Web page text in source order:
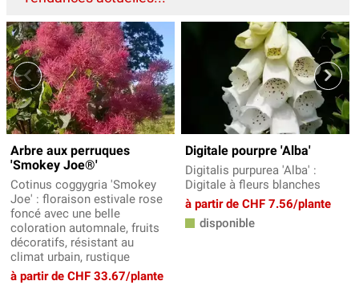
Arbre aux perruques
'Smokey Joe®'
Cotinus coggygria 'Smokey
Joe' : floraison estivale rose
foncé avec une belle
coloration automnale, fruits
décoratifs, résistant au
climat urbain, rustique
à partir de CHF 33.67/plante
Digitale pourpre 'Alba'
Digitalis purpurea 'Alba' :
Digitale à fleurs blanches
à partir de CHF 7.56/plante
disponible